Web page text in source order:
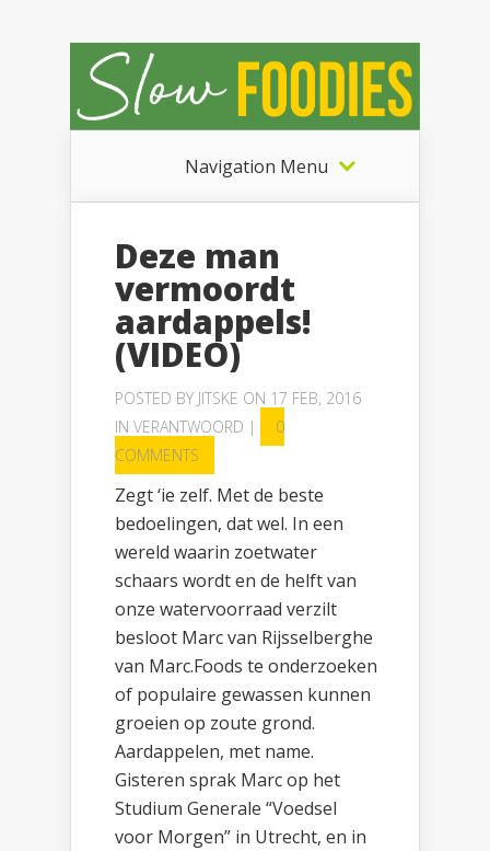
Navigation Menu
Deze man
vermoordt
aardappels!
(VIDEO)
POSTED BY JITSKE ON 17 FEB, 2016
IN VERANTWOORD |
0
COMMENTS
Zegt ‘ie zelf. Met de beste
bedoelingen, dat wel. In een
wereld waarin zoetwater
schaars wordt en de helft van
onze watervoorraad verzilt
besloot Marc van Rijsselberghe
van Marc.Foods te onderzoeken
of populaire gewassen kunnen
groeien op zoute grond.
Aardappelen, met name.
Gisteren sprak Marc op het
Studium Generale “Voedsel
voor Morgen” in Utrecht, en in